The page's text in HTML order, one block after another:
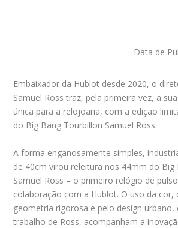
Data de
Embaixador da Hublot desde 2020, o
Samuel Ross traz, pela primeira vez, a
única para a relojoaria, com a edição
do Big Bang Tourbillon Samuel Ross.
A forma enganosamente simples,
de 40cm virou releitura nos 44mm do Big
Samuel Ross – o primeiro relógio de
colaboração com a Hublot. O uso da cor,
geometria rigorosa e pelo design
trabalho de Ross, acompanham a